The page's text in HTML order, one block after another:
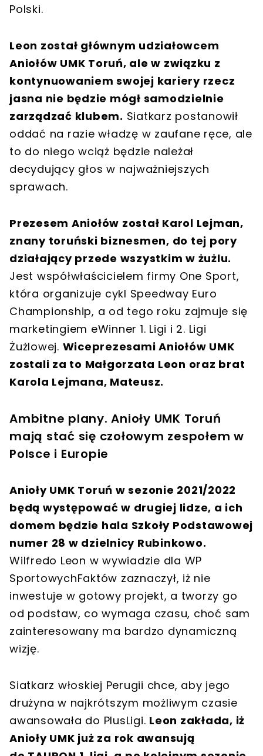
Polski.
Leon został głównym udziałowcem
Aniołów UMK Toruń, ale w związku z
kontynuowaniem swojej kariery rzecz
jasna nie będzie mógł samodzielnie
zarządzać klubem. Siatkarz postanowił
oddać na razie władzę w zaufane ręce, ale
to do niego wciąż będzie należał
decydujący głos w najważniejszych
sprawach.
Prezesem Aniołów został Karol Lejman,
znany toruński biznesmen, do tej pory
działający przede wszystkim w żużlu.
Jest współwłaścicielem firmy One Sport,
która organizuje cykl Speedway Euro
Championship, a od tego roku zajmuje się
marketingiem eWinner 1. Ligi i 2. Ligi
Żużlowej. Wiceprezesami Aniołów UMK
zostali za to Małgorzata Leon oraz brat
Karola Lejmana, Mateusz.
Ambitne plany. Anioły UMK Toruń
mają stać się czołowym zespołem w
Polsce i Europie
Anioły UMK Toruń w sezonie 2021/2022
będą występować w drugiej lidze, a ich
domem będzie hala Szkoły Podstawowej
numer 28 w dzielnicy Rubinkowo.
Wilfredo Leon w wywiadzie dla WP
SportowychFaktów zaznaczył, iż nie
inwestuje w gotowy projekt, a tworzy go
od podstaw, co wymaga czasu, choć sam
zainteresowany ma bardzo dynamiczną
wizję.
Siatkarz włoskiej Perugii chce, aby jego
drużyna w najkrótszym możliwym czasie
awansowała do PlusLigi. Leon zakłada, iż
Anioły UMK już za rok awansują